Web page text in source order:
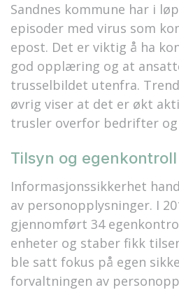
Sandnes kommune har i
episoder med virus som
epost. Det er viktig å ha
god opplæring og at
trusselbildet utenfra.
øvrig viser at det er økt
trusler overfor bedrifter
Tilsyn og egenkontroll
Informasjonssikkerhet
av personopplysninger. I
gjennomført 34
enheter og staber fikk
ble satt fokus på egen
forvaltningen av